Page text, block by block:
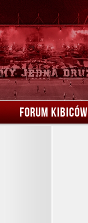
FORUM KIBICÓW